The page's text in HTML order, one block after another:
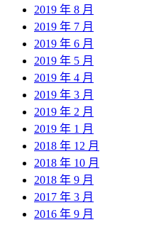
2019 年 8 月
2019 年 7 月
2019 年 6 月
2019 年 5 月
2019 年 4 月
2019 年 3 月
2019 年 2 月
2019 年 1 月
2018 年 12 月
2018 年 10 月
2018 年 9 月
2017 年 3 月
2016 年 9 月